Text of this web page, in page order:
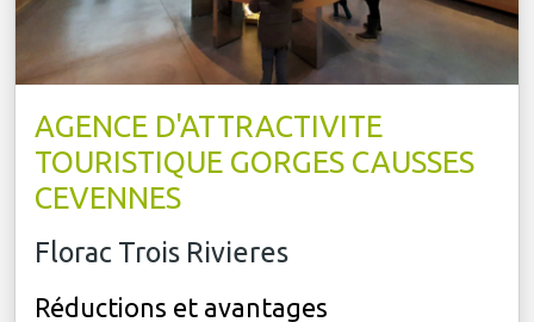
AGENCE D'ATTRACTIVITE
TOURISTIQUE GORGES CAUSSES
CEVENNES
Florac Trois Rivieres
Réductions et avantages